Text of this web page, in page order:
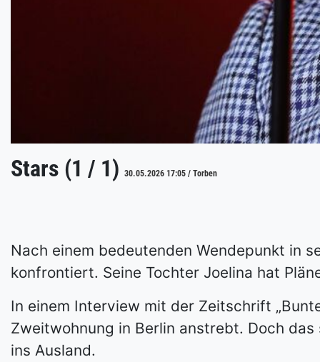
Stars (1 / 1) 30.05.2026 17:05 / Torben
Nach einem bedeutenden Wendepunkt in
konfrontiert. Seine Tochter Joelina hat
In einem Interview mit der Zeitschrift
Zweitwohnung in Berlin anstrebt. Doch
ins Ausland.